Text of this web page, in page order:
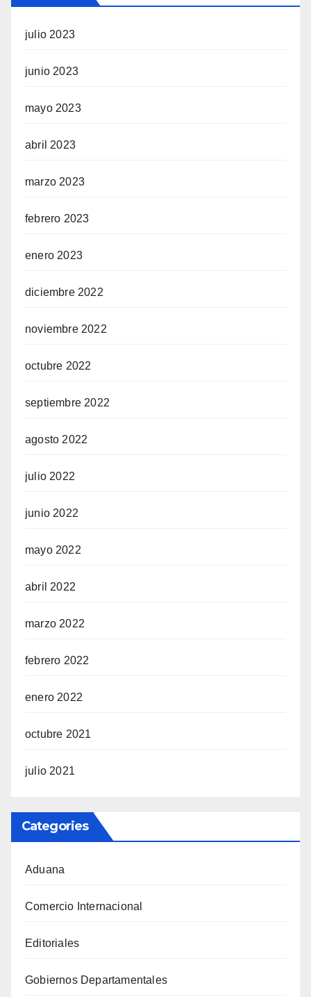
julio 2023
junio 2023
mayo 2023
abril 2023
marzo 2023
febrero 2023
enero 2023
diciembre 2022
noviembre 2022
octubre 2022
septiembre 2022
agosto 2022
julio 2022
junio 2022
mayo 2022
abril 2022
marzo 2022
febrero 2022
enero 2022
octubre 2021
julio 2021
Categories
Aduana
Comercio Internacional
Editoriales
Gobiernos Departamentales